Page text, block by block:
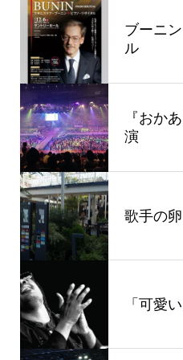
ブーニ
ル
『おか
演
歌手の卵
「可愛